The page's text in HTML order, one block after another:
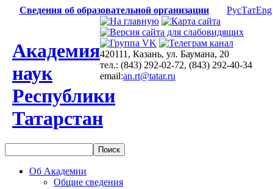
Сведения об образовательной организации РусТатEng
Академия
наук
Республики
Татарстан
420111, Казань, ул. Баумана, 20
тел.: (843) 292-02-72, (843) 292-40-34
email:an.rt@tatar.ru
Об Академии
Общие сведения